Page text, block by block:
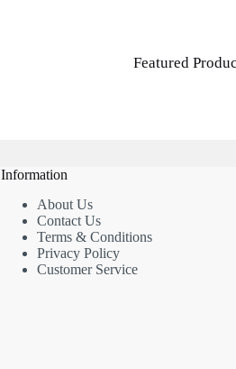
Featured
Information
About Us
Contact Us
Terms & Conditions
Privacy Policy
Customer Service